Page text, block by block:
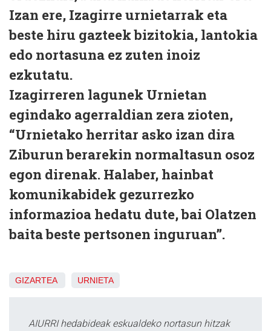
Izan ere, Izagirre urnietarrak eta
beste hiru gazteek bizitokia, lantokia
edo nortasuna ez zuten inoiz
ezkutatu.
Izagirreren lagunek Urnietan
egindako agerraldian zera zioten,
“Urnietako herritar asko izan dira
Ziburun berarekin normaltasun osoz
egon direnak. Halaber, hainbat
komunikabidek gezurrezko
informazioa hedatu dute, bai Olatzen
baita beste pertsonen inguruan”.
GIZARTEA URNIETA
AIURRI hedabideak eskualdeko nortasun hitzak